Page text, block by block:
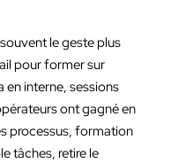
le geste plus
pour former sur
interne, sessions
ont gagné en
processus, formation
tâches, retire le